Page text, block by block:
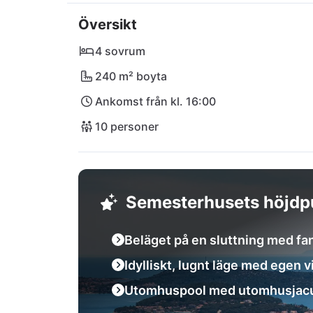
imponerande nationalparken Krka för
kulinariska läckerheter på den närliggande
dag på stränderna Crljina och Stupin. Ditt
Översikt
4 sovrum
240 m² boyta
Ankomst från kl. 16:00
10 personer
Semesterhusets
Beläget på en sluttning med
Idylliskt, lugnt läge med egen
Utomhuspool med